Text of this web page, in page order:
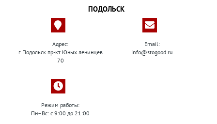
ПОДОЛЬСК
Адрес:
г. Подольск пр-кт Юных ленинцев
70
Email:
info@stogood.ru
Режим работы:
Пн–Вс: с 9:00 до 21:00